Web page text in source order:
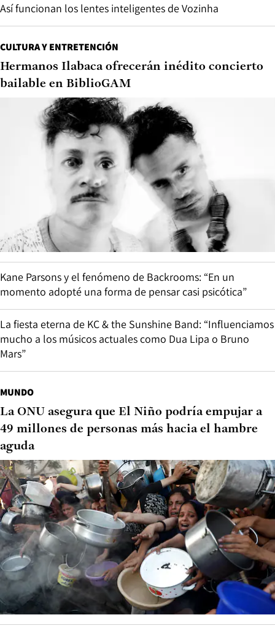
Así funcionan los lentes inteligentes de Vozinha
CULTURA Y ENTRETENCIÓN
Hermanos Ilabaca ofrecerán inédito concierto
bailable en BiblioGAM
Kane Parsons y el fenómeno de Backrooms: “En un
momento adopté una forma de pensar casi psicótica”
La fiesta eterna de KC & the Sunshine Band: “Influenciamos
mucho a los músicos actuales como Dua Lipa o Bruno
Mars”
MUNDO
La ONU asegura que El Niño podría empujar a
49 millones de personas más hacia el hambre
aguda